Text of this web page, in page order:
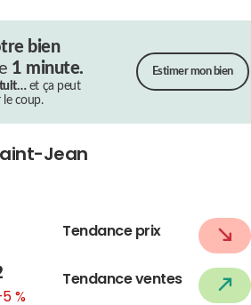
bien
1 minute.
et ça peut
le coup.
Estimer mon bien
Jean
%
Tendance prix
Tendance ventes